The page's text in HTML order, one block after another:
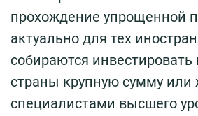
прохождение упрощенной
актуально для тех
собираются
страны крупную сумму или
специалистами высшего